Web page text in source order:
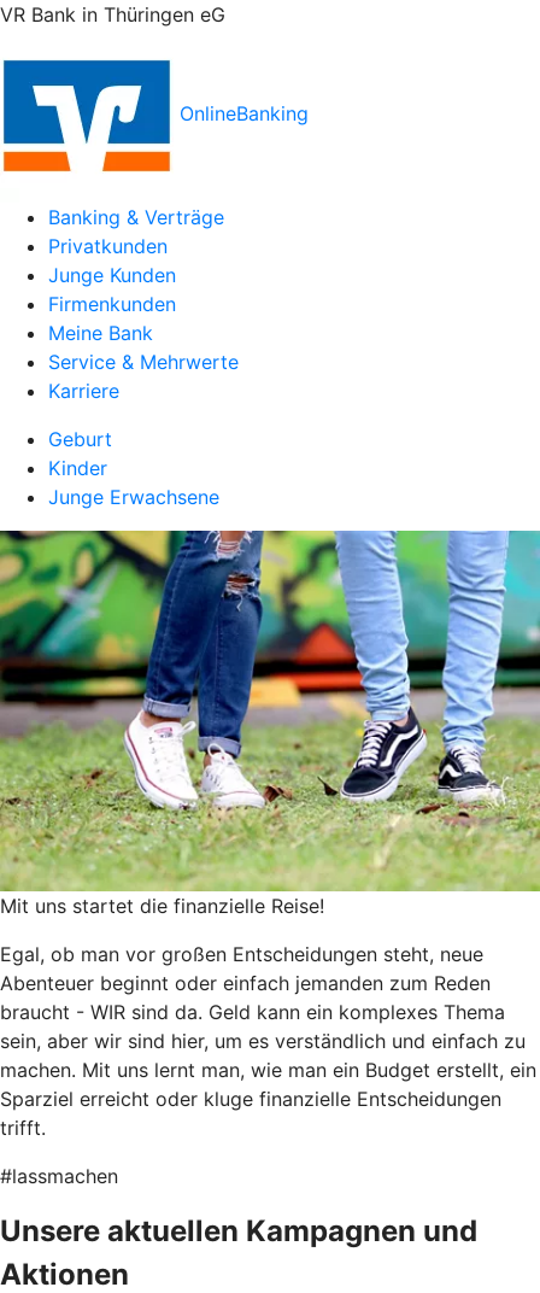
VR Bank in Thüringen eG
OnlineBanking
Banking & Verträge
Privatkunden
Junge Kunden
Firmenkunden
Meine Bank
Service & Mehrwerte
Karriere
Geburt
Kinder
Junge Erwachsene
Mit uns startet die finanzielle Reise!
Egal, ob man vor großen Entscheidungen steht, neue
Abenteuer beginnt oder einfach jemanden zum Reden
braucht - WIR sind da. Geld kann ein komplexes Thema
sein, aber wir sind hier, um es verständlich und einfach zu
machen. Mit uns lernt man, wie man ein Budget erstellt, ein
Sparziel erreicht oder kluge finanzielle Entscheidungen
trifft.
#lassmachen
Unsere aktuellen Kampagnen und
Aktionen